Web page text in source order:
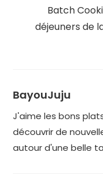
Batch
déjeuners de
BayouJuju
J'aime les bons
découvrir de
autour d'une belle